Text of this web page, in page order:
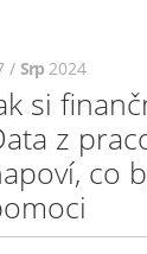
/Srp 2024
si
z
co